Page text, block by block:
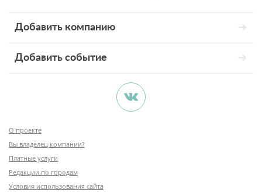
Добавить компанию
Добавить событие
О проекте
Вы владелец компании?
Платные услуги
Редакции по городам
Условия использования сайта